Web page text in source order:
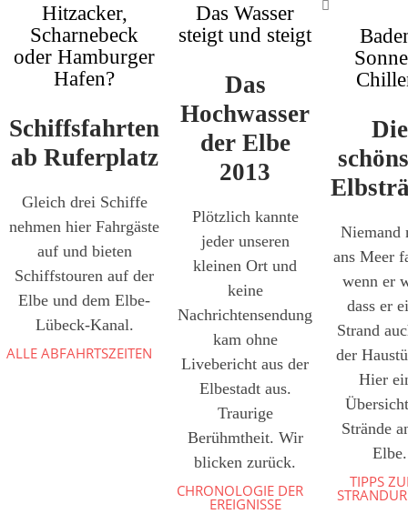
Hitzacker,
Scharnebeck
oder Hamburger
Hafen?
Schiffsfahrten
ab Ruferplatz
Gleich drei Schiffe
nehmen hier Fahrgäste
auf und bieten
Schiffstouren auf der
Elbe und dem Elbe-
Lübeck-Kanal.
ALLE ABFAHRTSZEITEN
Das Wasser
steigt und steigt
Das
Hochwasser
der Elbe
2013
Plötzlich kannte
jeder unseren
kleinen Ort und
keine
Nachrichtensendung
kam ohne
Livebericht aus der
Elbestadt aus.
Traurige
Berühmtheit. Wir
blicken zurück.
CHRONOLOGIE DER
EREIGNISSE
Die
Niemand
ans Meer
wenn er
dass er
Strand
der
Hier
Strände
Elbe.
TIPPS